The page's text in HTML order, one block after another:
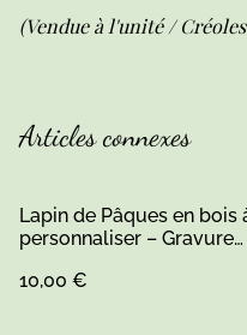
(Vendue à l'unité /
Articles connexes
Lapin de Pâques en bois
personnaliser – Gravure
Décoration festive et
10,00 €